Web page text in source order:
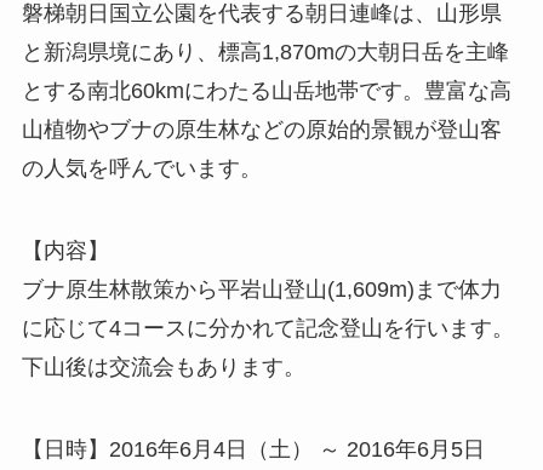
磐梯朝日国立公園を代表する朝日連峰は、山形県
と新潟県境にあり、標高1,870mの大朝日岳を主峰
とする南北60kmにわたる山岳地帯です。豊富な高
山植物やブナの原生林などの原始的景観が登山客
の人気を呼んでいます。
【内容】
ブナ原生林散策から平岩山登山(1,609m)まで体力
に応じて4コースに分かれて記念登山を行います。
下山後は交流会もあります。
【日時】2016年6月4日（土） ～ 2016年6月5日